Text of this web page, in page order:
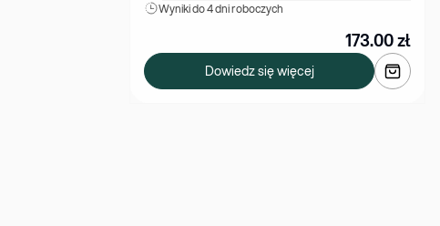
Wyniki do 4 dni roboczych
173.00zł
Dowiedz się więcej